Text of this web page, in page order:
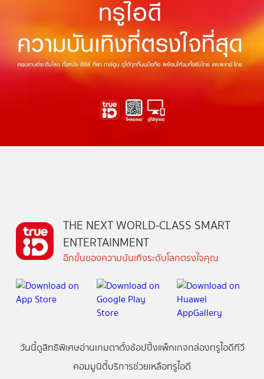
THE NEXT WORLD-CLASS SMART
ENTERTAINMENT
อีกขั้นของความบันเทิงระดับโลกตรงใจคุณ
วันนี้ดูสิทธิพิเศษอ่านเกมตาตั้งช้อปปิ้งแพ็กเกจกล่องทรูไอดีทีวี
คอมมูนิตี้บริการช่วยเหลือทรูไอดี